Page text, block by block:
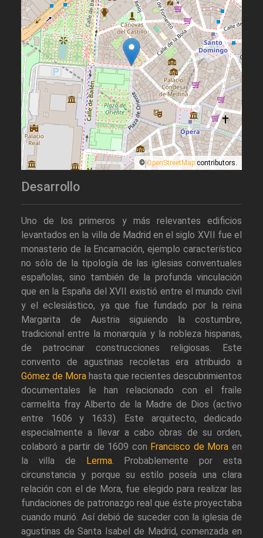
©OpenStreetMap contributors.
Desarrollo
Uno de los primeros y más relevantes edificios
levantados en la villa de Madrid en el siglo XVII fue el
monasterio de la Encarnación, ejemplo característico
no sólo de la tipología de las iglesias conventuales
españolas, sino también de la profunda vinculación
que en la España del XVII existió entre el mundo civil
y el eclesiástico, ya que fue fundado por la reina
Margarita de Austria siguiendo la costumbre,
tradicional entre la monarquía y la nobleza hispanas,
de patrocinar construcciones religiosas. Este
convento de agustinas recoletas era atribuido a
Gómez de Mora hasta que recientes descubrimientos
documentales le han relacionado con el fraile
carmelita fray Alberto de la Madre de Dios (activo
entre 1606 y 1633). Este arquitecto, dedicado
especialmente a llevar a cabo obras de su orden,
colaboró a partir de 1609 con Francisco de Mora en
la villa de Lerma. Probablemente por esta
circunstancia y porque su estilo poseía una clara
relación con el de Mora, fue elegido para realizar las
fundaciones de patronazgo real que éste proyectaba
cuando murió. Así debió de suceder con la iglesia de
agustinas de Santa Isabel de Madrid, comenzada en